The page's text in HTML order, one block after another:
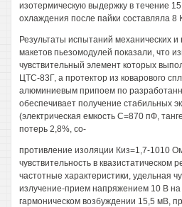
изотермическую выдержку в течение
охлаждения после пайки составляла 8
Результаты испытаний механических и
макетов пьезомодулей показали, что
чувствительный элемент которых
ЦТС-83Г, а протектор из коварового
алюминиевым припоем по
обеспечивает получение стабильных
(электрическая емкость С=870 пФ,
потерь 2,8%, со-
противление изоляции Киз=1,7-1010
чувствительность в
частотные характеристики, удельная
излучение-прием напряжением 10 В на
гармоническом возбуждении 15,5 мВ,